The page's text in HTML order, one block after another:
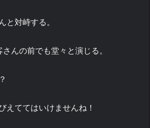
と対峙する。
んの前でも堂々と演じる。
えててはいけませんね！